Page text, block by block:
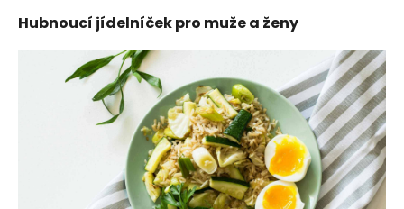
Hubnoucí jídelníček pro muže a ženy